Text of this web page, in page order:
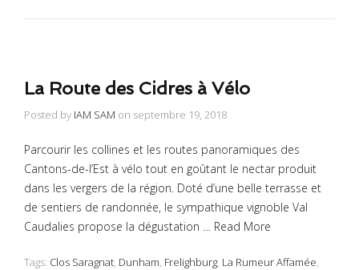
La Route des Cidres à Vélo
Posted by IAM SAM on septembre 19, 2018
Parcourir les collines et les routes panoramiques des
Cantons-de-l’Est à vélo tout en goûtant le nectar produit
dans les vergers de la région. Doté d’une belle terrasse et
de sentiers de randonnée, le sympathique vignoble Val
Caudalies propose la dégustation … Read More
Tags: Clos Saragnat, Dunham, Frelighburg, La Rumeur Affamée,